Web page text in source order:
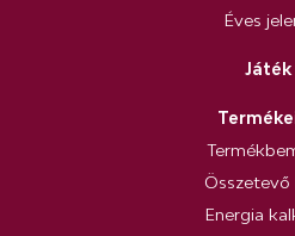
Éves
Játék
Összetevő
Energia